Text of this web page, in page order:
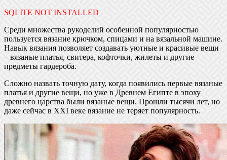
SQLITE NOT INSTALLED
Среди множества рукоделий особенной популярностью
пользуется вязание крючком, спицами и на вязальной машине.
Навык вязания позволяет создавать уютные и красивые вещи
– вязаные платья, свитера, кофточки, жилеты и другие
предметы гардероба.
Сложно назвать точную дату, когда появились первые вязаные
платья и другие вещи, но уже в Древнем Египте в эпоху
древнего царства были вязаные вещи. Прошли тысячи лет, но
даже сейчас в XXI веке вязание не теряет популярность.